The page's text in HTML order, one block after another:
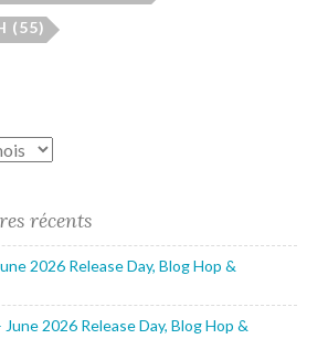
(55)
récents
2026 Release Day, Blog Hop &
June 2026 Release Day, Blog Hop &